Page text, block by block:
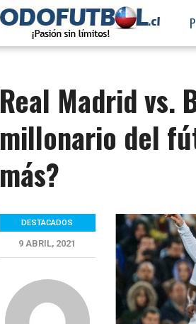
Real Madrid vs.
millonario del
más?
DESTACADOS
9 ABRIL, 2021